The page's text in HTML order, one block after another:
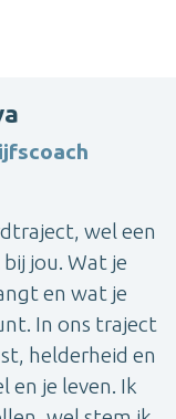
wel een
jou. Wat je
en wat je
In ons traject
helderheid en
en je leven. Ik